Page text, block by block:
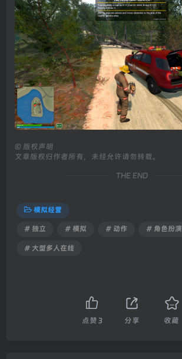
© 版权声明
文章版权归作者所有，未经允许请勿转载。
THE END
模拟经营
# 独立 # 模拟 # 动作 # 角色扮演
# 大型多人在线
点赞 3 分享 收藏